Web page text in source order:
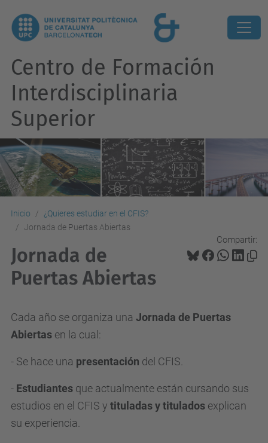
Centro de Formación
Interdisciplinaria
Superior
Inicio
¿Quieres estudiar en el CFIS?
Jornada de Puertas Abiertas
Compartir:
Jornada de
Puertas Abiertas
Cada año se organiza una Jornada de Puertas
Abiertas en la cual:
- Se hace una presentación del CFIS.
- Estudiantes que actualmente están cursando sus
estudios en el CFIS y tituladas y titulados explican
su experiencia.